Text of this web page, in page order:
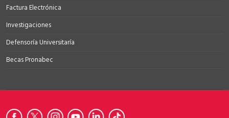
Factura Electrónica
Investigaciones
Defensoría Universitaría
Becas Pronabec